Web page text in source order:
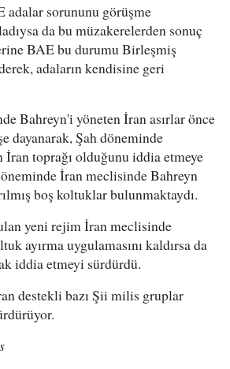
adalar sorununu görüşme
da bu müzakerelerden sonuç
BAE bu durumu Birleşmiş
adaların kendisine geri
Bahreyn'i yöneten İran asırlar önce
dayanarak, Şah döneminde
toprağı olduğunu iddia etmeye
İran meclisinde Bahreyn
boş koltuklar bulunmaktaydı.
yeni rejim İran meclisinde
ayırma uygulamasını kaldırsa da
iddia etmeyi sürdürdü.
destekli bazı Şii milis gruplar